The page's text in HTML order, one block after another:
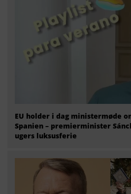
EU holder i dag ministermøde
Spanien – premierminister
ugers luksusferie